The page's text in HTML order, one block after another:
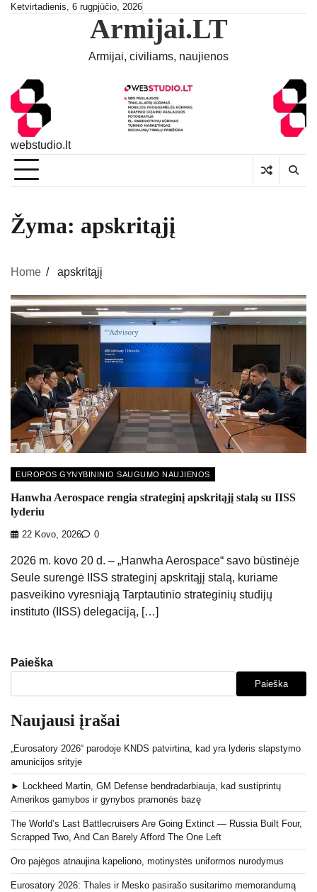
SkipKetvirtadienis, 6 rugpjūčio, 2026
Armijai.LT
Armijai, civiliams, naujienos
webstudio.lt
Žyma: apskritąjį
Home apskritąjį
EUROPOS GYNYBININIO SAUGUMO NAUJIENOS
Hanwha Aerospace rengia strateginį apskritąjį stalą su IISS
lyderiu
22 Kovo, 2026 0
2026 m. kovo 20 d. – „Hanwha Aerospace“ savo būstinėje
Seule surengė IISS strateginį apskritąjį stalą, kuriame
pasveikino vyresniąją Tarptautinio strateginių studijų
instituto (IISS) delegaciją, […]
Paieška
Paieška
Naujausi įrašai
„Eurosatory 2026“ parodoje KNDS patvirtina, kad yra lyderis slapstymo
amunicijos srityje
► Lockheed Martin, GM Defense bendradarbiauja, kad sustiprintų
Amerikos gamybos ir gynybos pramonės bazę
The World’s Last Battlecruisers Are Going Extinct — Russia Built Four,
Scrapped Two, And Can Barely Afford The One Left
Oro pajėgos atnaujina kapeliono, motinystės uniformos nurodymus
Eurosatory 2026: Thales ir Mesko pasirašo susitarimo memorandumą